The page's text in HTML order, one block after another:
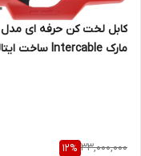
مارک Intercable ساخت ایتالیا
33,000,000
12%